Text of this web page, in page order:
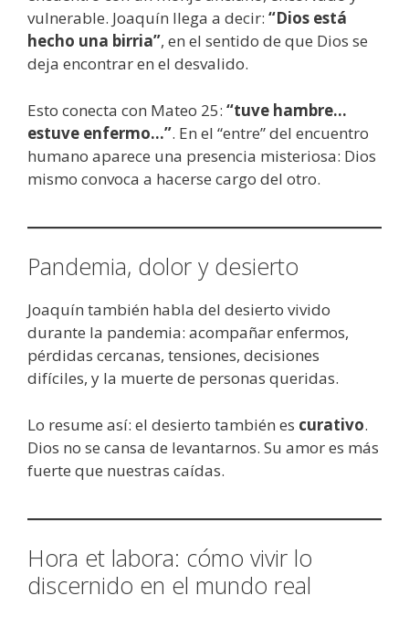
vulnerable. Joaquín llega a decir: “Dios está
hecho una birria”, en el sentido de que Dios se
deja encontrar en el desvalido.
Esto conecta con Mateo 25: “tuve hambre…
estuve enfermo…”. En el “entre” del encuentro
humano aparece una presencia misteriosa: Dios
mismo convoca a hacerse cargo del otro.
Pandemia, dolor y desierto
Joaquín también habla del desierto vivido
durante la pandemia: acompañar enfermos,
pérdidas cercanas, tensiones, decisiones
difíciles, y la muerte de personas queridas.
Lo resume así: el desierto también es curativo.
Dios no se cansa de levantarnos. Su amor es más
fuerte que nuestras caídas.
Hora et labora: cómo vivir lo
discernido en el mundo real